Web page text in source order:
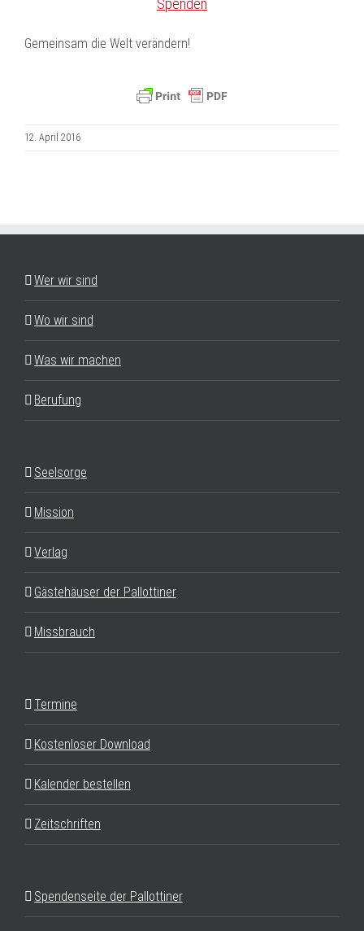
Spenden
Gemeinsam die Welt verändern!
12. April 2016
Wer wir sind
Wo wir sind
Was wir machen
Berufung
Seelsorge
Mission
Verlag
Gästehäuser der Pallottiner
Missbrauch
Termine
Kostenloser Download
Kalender bestellen
Zeitschriften
Spendenseite der Pallottiner